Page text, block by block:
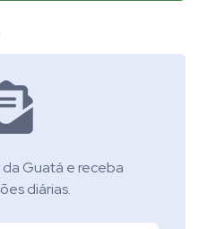
da Guatá e receba
diárias.